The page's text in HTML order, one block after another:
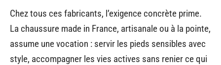
Chez tous ces fabricants, l’exigence concrète prime.
La chaussure made in France, artisanale ou à la pointe,
assume une vocation : servir les pieds sensibles avec
style, accompagner les vies actives sans renier ce qui